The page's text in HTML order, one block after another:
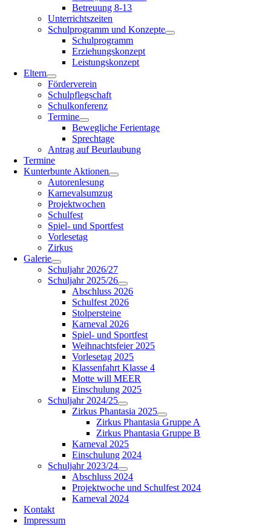
Betreuung 8-13
Unterrichtszeiten
Schulprogramm und Konzepte
Schulprogramm
Erziehungskonzept
Leistungskonzept
Eltern
Förderverein
Schulpflegschaft
Schulkonferenz
Termine
Bewegliche Ferientage
Sprechtage
Antrag auf Beurlaubung
Termine
Kunterbunte Aktionen
Autorenlesung
Karnevalsumzug
Projektwochen
Schulfest
Spiel- und Sportfest
Vorlesetag
Zirkus
Galerie
Schuljahr 2026/27
Schuljahr 2025/26
Abschluss 2026
Schulfest 2026
Stolpersteine
Karneval 2026
Spiel- und Sportfest
Weihnachtsfeier 2025
Vorlesetag 2025
Klassenfahrt Klasse 4
Motte will MEER
Einschulung 2025
Schuljahr 2024/25
Zirkus Phantasia 2025
Zirkus Phantasia Gruppe A
Zirkus Phantasia Gruppe B
Karneval 2025
Einschulung 2024
Schuljahr 2023/24
Abschluss 2024
Projektwoche und Schulfest 2024
Karneval 2024
Kontakt
Impressum